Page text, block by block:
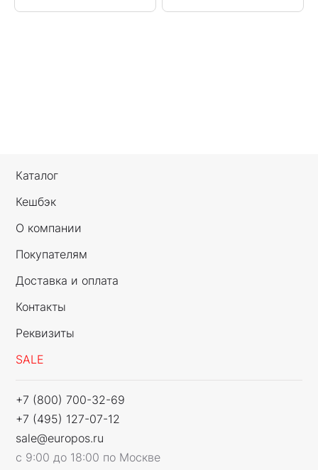
Каталог
Кешбэк
О компании
Покупателям
Доставка и оплата
Контакты
Реквизиты
SALE
+7 (800) 700-32-69
+7 (495) 127-07-12
sale@europos.ru
с 9:00 до 18:00 по Москве